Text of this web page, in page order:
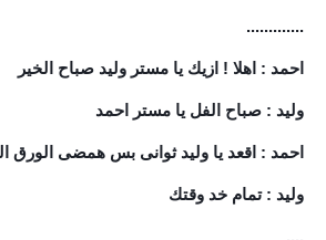
.............
احمد : اهلا ! ازيك يا مستر وليد صباح الخير
وليد : صباح الفل يا مستر احمد
احمد : اقعد يا وليد ثوانى بس همضى الورق
وليد : تمام خد وقتك
....